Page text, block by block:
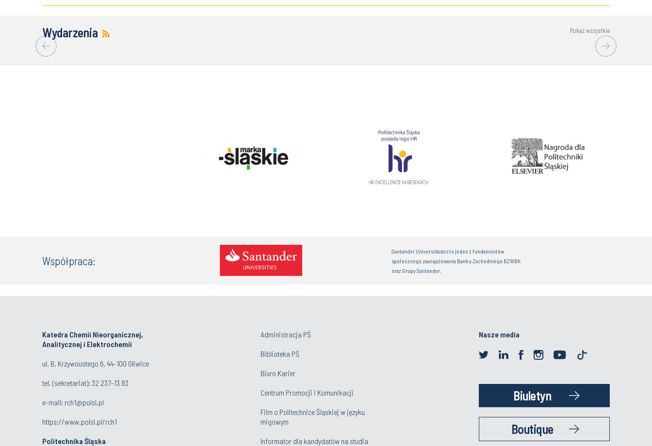
Wydarzenia Pokaż wszystkie
Współpraca:
Santander Universidades to jeden z fundamentów
społecznego zaangażowania Banku Zachodniego BZWBK
oraz Grupy Santander.
Katedra Chemii Nieorganicznej,
Analitycznej i Elektrochemii
ul. B. Krzywoustego 6, 44-100 Gliwice
tel. (sekretariat): 32 237-13 83
e-mail: rch1@polsl.pl
https://www.polsl.pl/rch1
Politechnika Śląska
Administracja PŚ
Biblioteka PŚ
Biuro Karier
Centrum Promocji i Komunikacji
Film o Politechnice Śląskiej w języku
migowym
Informator dla kandydatów na studia
Nasze media
Biuletyn
Boutique